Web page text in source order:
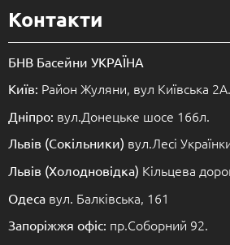
Контакти
БНВ Басейни УКРАЇНА
Київ: Район Жуляни, вул Київська 2А.
Дніпро: вул.Донецьке шосе 166л.
Львів (Сокільники) вул.Лесі
Львів (Холодновідка) Кільцева
Одеса вул. Балківська, 161
Запоріжжя офіс: пр.Соборний 92.